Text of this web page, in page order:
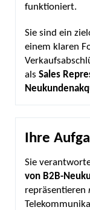
funktioniert.
Sie sind ein
einem klaren
als Sales
Ihre
Sie
von B2B-
repräsentieren